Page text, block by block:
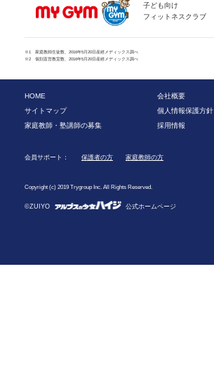
子ども向け
フィットネスクラブ
※1 家庭教師生徒数、2016年5月20日産經メディックス調べ
※2 個別直営教室数、2016年5月20日産經メディックス調べ
HOME
会社概要
サイトマップ
個人情報保護方針
家庭教師・塾講師の募集
採用情報
会員サポート： 保護者の方 家庭教師の方
Copyright (c) 2019 Trygroup Inc. All Rights Reserved.
©ZUIYO 公式ホームページ